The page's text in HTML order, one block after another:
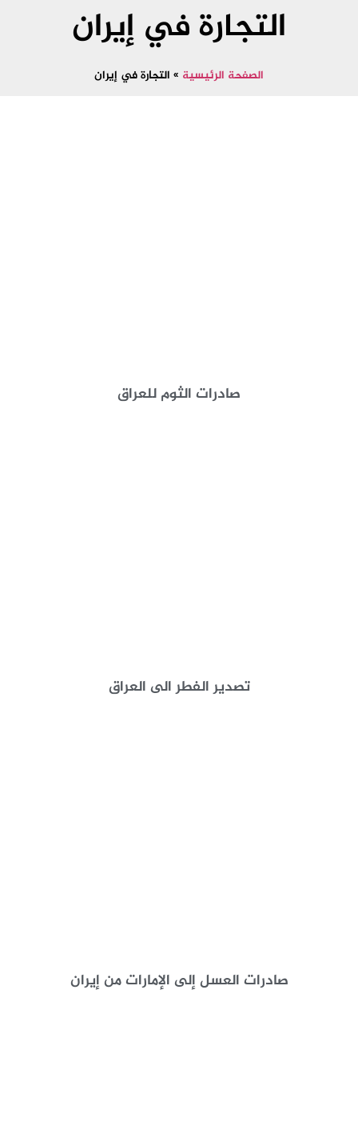
التجارة في إيران
الصفحة الرئيسية » التجارة في إيران
صادرات الثوم للعراق
تصدير الفطر الى العراق
صادرات العسل إلى الإمارات من إيران